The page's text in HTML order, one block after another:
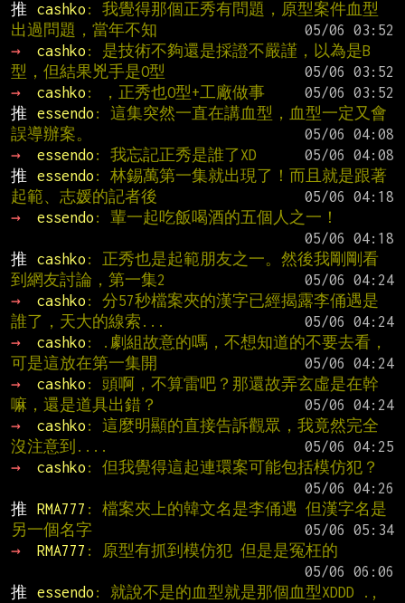
推
cashko : 我覺得那個正秀有問題，原型案件血型
出過問題，當年不知
→
cashko : 是技術不夠還是採證不嚴謹，以為是B
型，但結果兇手是O型
→
cashko : ，正秀也O型+工廠做事
推
essendo : 這集突然一直在講血型，血型一定又會
誤導辦案。
→
essendo : 我忘記正秀是誰了XD
推
essendo : 林錫萬第一集就出現了！而且就是跟著
起範、志媛的記者後
→
essendo : 輩一起吃飯喝酒的五個人之一！
推
cashko : 正秀也是起範朋友之一。然後我剛剛看
到網友討論，第一集2
→
cashko : 分57秒檔案夾的漢字已經揭露李俑遇是
誰了，天大的線索...
→
cashko : .劇組故意的嗎，不想知道的不要去看，
可是這放在第一集開
→
cashko : 頭啊，不算雷吧？那還故弄玄虛是在幹
嘛，還是道具出錯？
→
cashko : 這麼明顯的直接告訴觀眾，我竟然完全
沒注意到....
→
cashko : 但我覺得這起連環案可能包括模仿犯？
推
RMA777 : 檔案夾上的韓文名是李俑遇 但漢字名是
另一個名字
→
RMA777 : 原型有抓到模仿犯 但是是冤枉的
推
essendo : 就說不是的血型就是那個血型XDDD .,